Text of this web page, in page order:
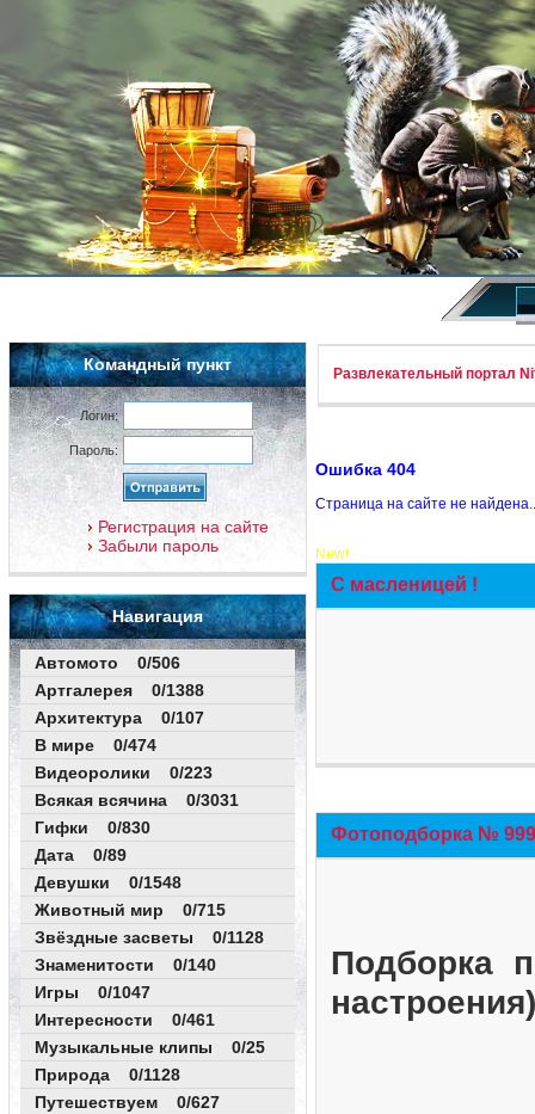
Командный пункт
Логин:
Пароль:
Регистрация на сайте
Забыли пароль
Навигация
Автомото 0/506
Артгалерея 0/1388
Архитектура 0/107
В мире 0/474
Видеоролики 0/223
Всякая всячина 0/3031
Гифки 0/830
Дата 0/89
Девушки 0/1548
Животный мир 0/715
Звёздные засветы 0/1128
Знаменитости 0/140
Игры 0/1047
Интересности 0/461
Музыкальные клипы 0/25
Природа 0/1128
Путешествуем 0/627
Развлекательный портал
Ошибка 404
Страница на сайте не
New!
С масленицей !
Фотоподборка №
Подборка